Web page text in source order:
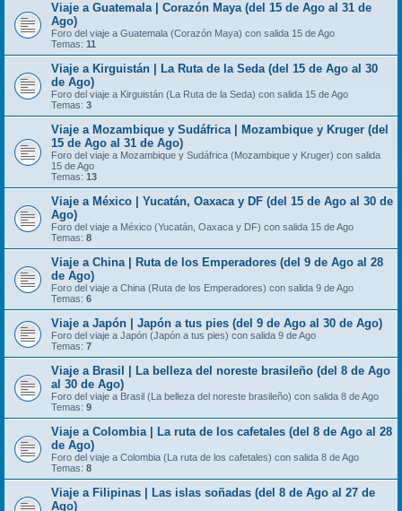
Viaje a Guatemala | Corazón Maya (del 15 de Ago al 31 de
Ago)
Foro del viaje a Guatemala (Corazón Maya) con salida 15 de Ago
Temas: 11
Viaje a Kirguistán | La Ruta de la Seda (del 15 de Ago al 30
de Ago)
Foro del viaje a Kirguistán (La Ruta de la Seda) con salida 15 de Ago
Temas: 3
Viaje a Mozambique y Sudáfrica | Mozambique y Kruger (del
15 de Ago al 31 de Ago)
Foro del viaje a Mozambique y Sudáfrica (Mozambique y Kruger) con salida
15 de Ago
Temas: 13
Viaje a México | Yucatán, Oaxaca y DF (del 15 de Ago al 30 de
Ago)
Foro del viaje a México (Yucatán, Oaxaca y DF) con salida 15 de Ago
Temas: 8
Viaje a China | Ruta de los Emperadores (del 9 de Ago al 28
de Ago)
Foro del viaje a China (Ruta de los Emperadores) con salida 9 de Ago
Temas: 6
Viaje a Japón | Japón a tus pies (del 9 de Ago al 30 de Ago)
Foro del viaje a Japón (Japón a tus pies) con salida 9 de Ago
Temas: 7
Viaje a Brasil | La belleza del noreste brasileño (del 8 de Ago
al 30 de Ago)
Foro del viaje a Brasil (La belleza del noreste brasileño) con salida 8 de Ago
Temas: 9
Viaje a Colombia | La ruta de los cafetales (del 8 de Ago al 28
de Ago)
Foro del viaje a Colombia (La ruta de los cafetales) con salida 8 de Ago
Temas: 8
Viaje a Filipinas | Las islas soñadas (del 8 de Ago al 27 de
Ago)